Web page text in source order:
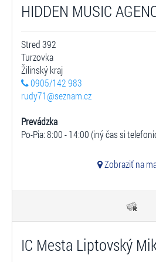
HIDDEN MUSIC
Stred 392
Turzovka
Žilinský kraj
0905/142 983
rudy71@seznam.cz
Prevádzka
Po-Pia: 8:00 - 14:00 (iný čas si
Zobraziť na
IC Mesta Liptovský